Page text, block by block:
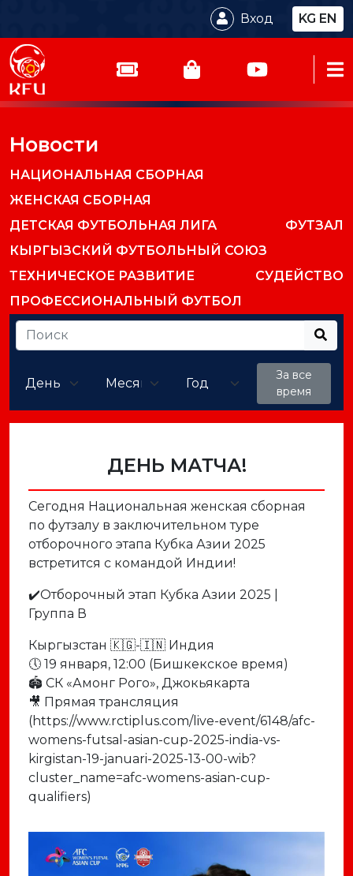
Вход KG EN
Новости
НАЦИОНАЛЬНАЯ СБОРНАЯ
ЖЕНСКАЯ СБОРНАЯ
ДЕТСКАЯ ФУТБОЛЬНАЯ ЛИГА
ФУТЗАЛ
КЫРГЫЗСКИЙ ФУТБОЛЬНЫЙ СОЮЗ
ТЕХНИЧЕСКОЕ РАЗВИТИЕ
СУДЕЙСТВО
ПРОФЕССИОНАЛЬНЫЙ ФУТБОЛ
За все
время
ДЕНЬ МАТЧА!
Сегодня Национальная женская сборная
по футзалу в заключительном туре
отборочного этапа Кубка Азии 2025
встретится с командой Индии!
✔️Отборочный этап Кубка Азии 2025 |
Группа В
Кыргызстан 🇰🇬-🇮🇳 Индия
🕔 19 января, 12:00 (Бишкекское время)
🏟️ СК «Амонг Рого», Джокьякарта
🎥 Прямая трансляция
(https://www.rctiplus.com/live-event/6148/afc-
womens-futsal-asian-cup-2025-india-vs-
kirgistan-19-januari-2025-13-00-wib?
cluster_name=afc-womens-asian-cup-
qualifiers)